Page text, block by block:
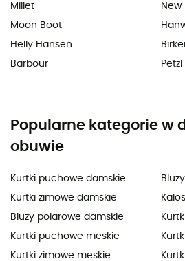
Millet
Moon Boot
Helly Hansen
Barbour
New
Petzl
Popularne kategorie w
obuwie
Kurtki puchowe damskie
Kurtki zimowe damskie
Bluzy polarowe damskie
Kurtki puchowe meskie
Kurtki zimowe meskie